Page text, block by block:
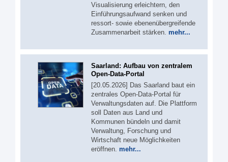
Visualisierung erleichtern, den
Einführungsaufwand senken und
ressort- sowie ebenenübergreifende
Zusammenarbeit stärken. mehr...
Saarland: Aufbau von zentralem
Open-Data-Portal
[20.05.2026] Das Saarland baut ein
zentrales Open-Data-Portal für
Verwaltungsdaten auf. Die Plattform
soll Daten aus Land und
Kommunen bündeln und damit
Verwaltung, Forschung und
Wirtschaft neue Möglichkeiten
eröffnen. mehr...